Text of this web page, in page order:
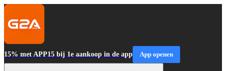
15% met APP15 bij 1e aankoop in de app App openen